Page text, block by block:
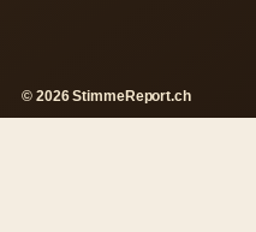
© 2026 StimmeReport.ch